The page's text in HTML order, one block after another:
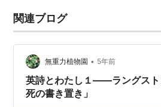
関連ブログ
無重力植物園 • 5年前
英詩とわたし１——ラングスト
死の書き置き」